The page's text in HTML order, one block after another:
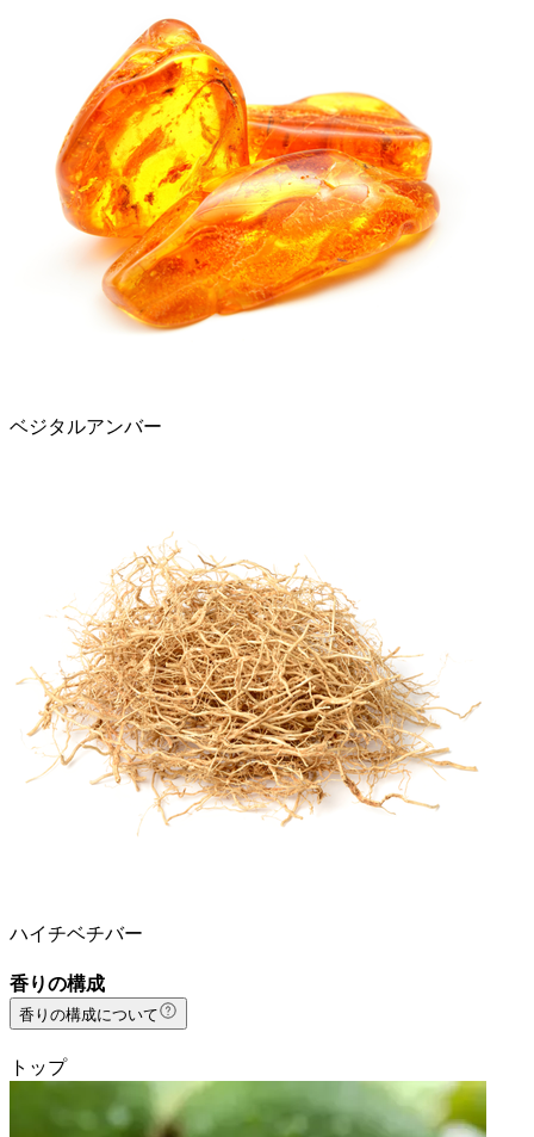
ベジタルアンバー
ハイチベチバー
香りの構成
香りの構成について
トップ